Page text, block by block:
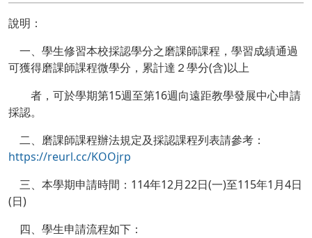
說明：
一、學生修習本校採認學分之磨課師課程，學習成績通過
可獲得磨課師課程微學分，累計達２學分(含)以上
者，可於學期第15週至第16週向遠距教學發展中心申請
採認。
二、磨課師課程辦法規定及採認課程列表請參考：
https://reurl.cc/KOOjrp
三、本學期申請時間：114年12月22日(一)至115年1月4日
(日)
四、學生申請流程如下：